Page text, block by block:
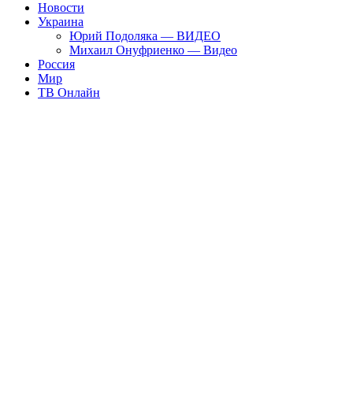
Новости
Украина
Юрий Подоляка — ВИДЕО
Михаил Онуфриенко — Видео
Россия
Мир
ТВ Онлайн